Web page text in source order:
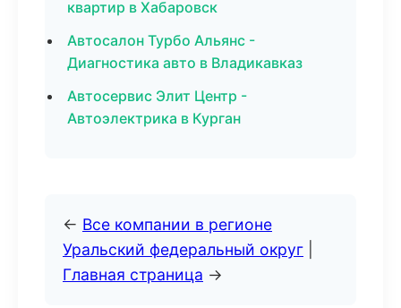
квартир в Хабаровск
Автосалон Турбо Альянс -
Диагностика авто в Владикавказ
Автосервис Элит Центр -
Автоэлектрика в Курган
← Все компании в регионе
Уральский федеральный округ
Главная страница →